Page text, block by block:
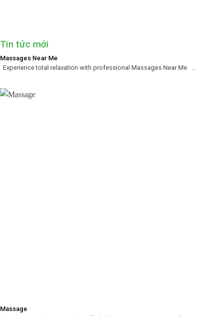
Tin tức mới
Massages Near Me
Experience total relaxation with professional Massages Near Me ...
Massage